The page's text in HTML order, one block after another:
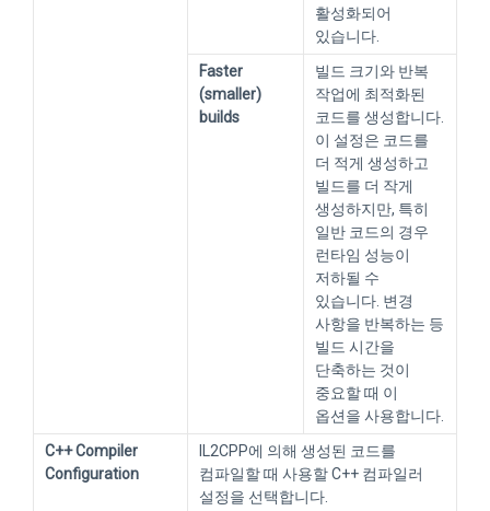
활성화되어
있습니다.
Faster
(smaller)
builds
빌드 크기와 반복
작업에 최적화된
코드를 생성합니다.
이 설정은 코드를
더 적게 생성하고
빌드를 더 작게
생성하지만, 특히
일반 코드의 경우
런타임 성능이
저하될 수
있습니다. 변경
사항을 반복하는 등
빌드 시간을
단축하는 것이
중요할 때 이
옵션을 사용합니다.
C++ Compiler
Configuration
IL2CPP에 의해 생성된 코드를
컴파일할 때 사용할 C++ 컴파일러
설정을 선택합니다.